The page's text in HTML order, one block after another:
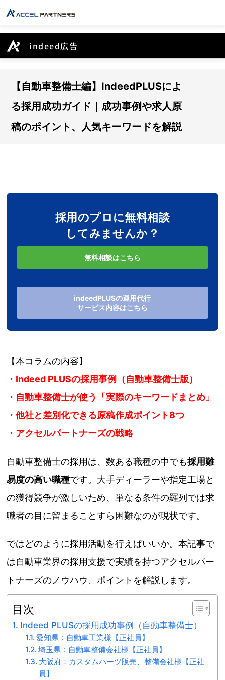
indeed広告
【自動車整備士編】IndeedPLUSによ
る採用成功ガイド｜成功事例や求人原
稿のポイント、人気キーワードを解説
採用のプロに無料相談
してみませんか？
無料相談はこちら
indeedPLUSの運用代行
サービス内容はこちら
【本コラムの内容】
・Indeed PLUSの採用事例（自動車整備士版）
・自動車整備士が使う
「実際のキーワードまとめ」
・他社と差別化できる原稿作成ポイント8つ
・アクセルパートナーズの戦略
自動車整備士の採用は、数ある職種の中でも採用難
易度の高い職種です。大手ディーラーや指定工場と
の獲得競争が激しいため、単なる条件の羅列では求
職者の目に留まることすら困難なのが現状です。
ではどのように採用活動を行えばいいか。本記事で
は自動車業界の採用支援で実績を持つアクセルパー
トナーズのノウハウ、ポイントを解説します。
目次
Indeed PLUSの採用成功事例（自動車整備士）
愛知県：自動車工業様【正社員】
埼玉県：自動車整備会社様【正社員】
大阪府：カスタムパーツ販売、整備会社様【正社
員】